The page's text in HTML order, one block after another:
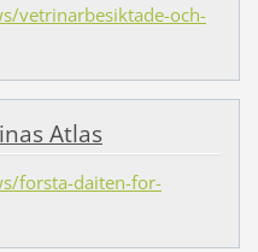
vetrinarbesiktade-och-
Atlas
forsta-daiten-for-